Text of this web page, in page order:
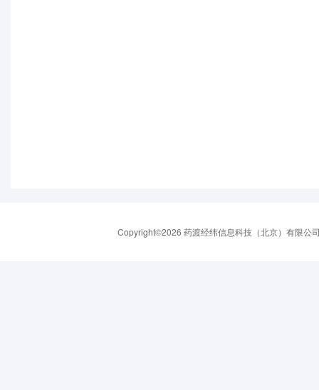
Copyright©2026 药渡经纬信息科技（北京）有限公